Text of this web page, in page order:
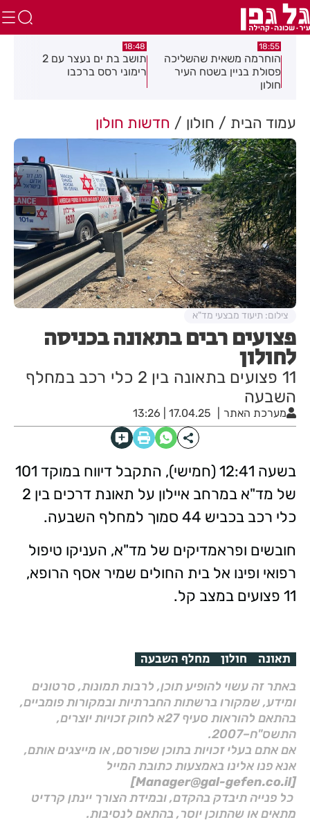
18:55
הוחרמה משאית שהשליכה
פסולת בניין בשטח העיר
חולון
18:48
תושב בת ים נעצר עם 2
רימוני רסס ברכבו
עמוד הבית חולון חדשות חולון
פצועים רבים בתאונה בכניסה
לחולון
11 פצועים בתאונה בין 2 כלי רכב במחלף
השבעה
מערכת האתר 17.04.25 | 13:26
צילום: תיעוד מבצעי מד"א
בשעה 12:41 (חמישי), התקבל דיווח במוקד 101
של מד"א במרחב איילון על תאונת דרכים בין 2
כלי רכב בכביש 44 סמוך למחלף השבעה.
חובשים ופראמדיקים של מד"א, העניקו טיפול
רפואי ופינו אל בית החולים שמיר אסף הרופא,
11 פצועים במצב קל.
תאונה חולון מחלף השבעה
באתר זה עשוי להופיע תוכן, לרבות תמונות, סרטונים
ומידע, שמקורו ברשתות החברתיות ובמקורות פומביים,
בהתאם להוראות סעיף 27א לחוק זכויות יוצרים,
התשס"ח–2007.
אם אתם בעלי זכויות בתוכן שפורסם, או מייצגים אותם,
אנא פנו אלינו באמצעות כתובת המייל
[Manager@gal-gefen.co.il]
כל פנייה תיבדק בהקדם, ובמידת הצורך יינתן קרדיט
מתאים או שהתוכן יוסר, בהתאם לנסיבות.